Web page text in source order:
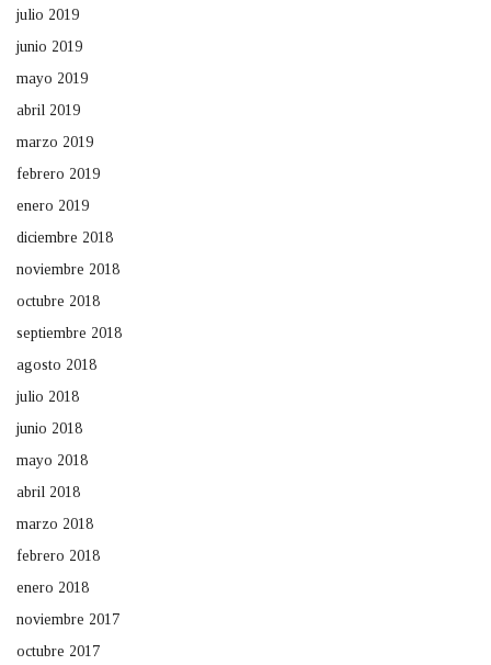
julio 2019
junio 2019
mayo 2019
abril 2019
marzo 2019
febrero 2019
enero 2019
diciembre 2018
noviembre 2018
octubre 2018
septiembre 2018
agosto 2018
julio 2018
junio 2018
mayo 2018
abril 2018
marzo 2018
febrero 2018
enero 2018
noviembre 2017
octubre 2017